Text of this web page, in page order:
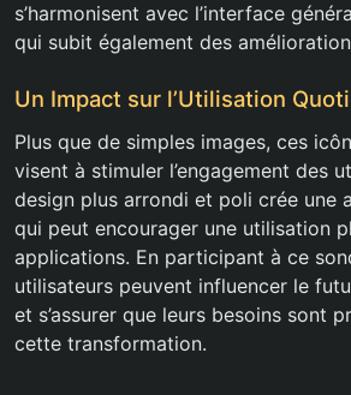
s’harmonisent avec l’interface
qui subit également des
Un Impact sur l’Utilisation
Plus que de simples images, ces
visent à stimuler l’engagement des
design plus arrondi et poli crée une
qui peut encourager une utilisation
applications. En participant à ce
utilisateurs peuvent influencer le
et s’assurer que leurs besoins sont
cette transformation.